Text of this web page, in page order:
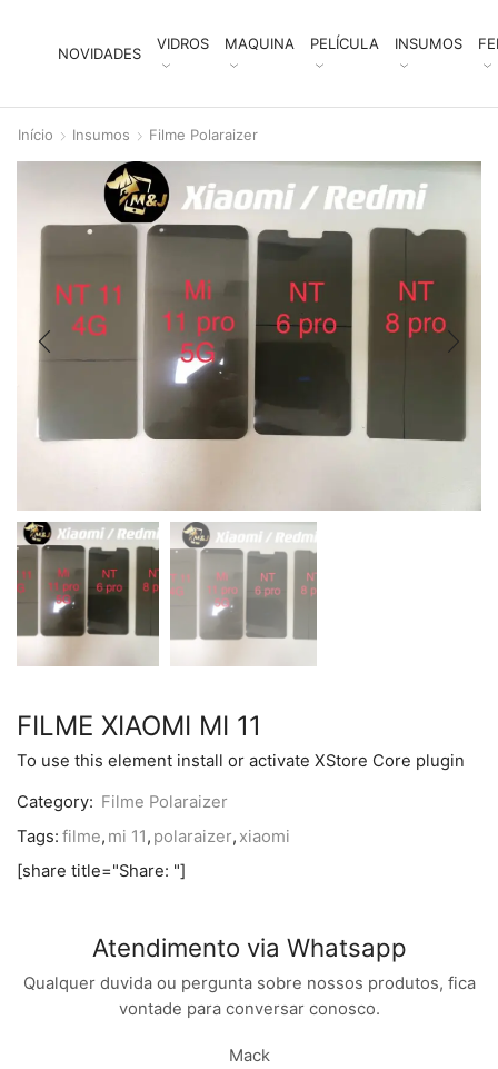
NOVIDADES
VIDROS MAQUINA PELÍCULA INSUMOS
Início Insumos Filme Polaraizer
FILME XIAOMI MI 11
To use this element install or activate XStore Core plugin
Category: Filme Polaraizer
Tags: filme, mi 11, polaraizer, xiaomi
[share title="Share: "]
Atendimento via Whatsapp
Qualquer duvida ou pergunta sobre nossos produtos, fica
vontade para conversar conosco.
Mack